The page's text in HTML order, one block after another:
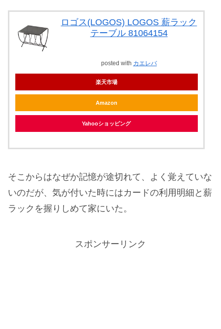
ロゴス(LOGOS) LOGOS 薪ラック
テーブル 81064154
posted with カエレバ
楽天市場
Amazon
Yahooショッピング
そこからはなぜか記憶が途切れて、よく覚えていな
いのだが、気が付いた時にはカードの利用明細と薪
ラックを握りしめて家にいた。
スポンサーリンク